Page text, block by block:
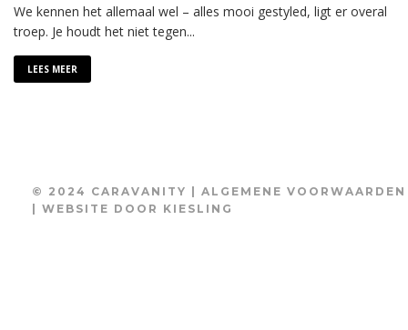
We kennen het allemaal wel – alles mooi gestyled, ligt er overal
troep. Je houdt het niet tegen...
LEES MEER
© 2024 CARAVANITY | ALGEMENE VOORWAARDEN
| WEBSITE DOOR KIESLING